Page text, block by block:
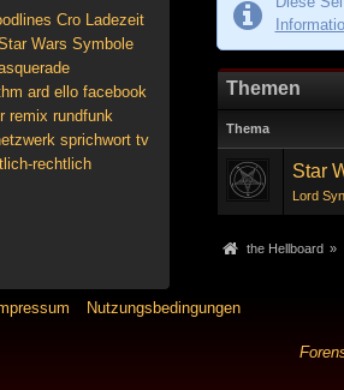
Cro Ladezeit
Wars Symbole
ard ello facebook
remix rundfunk
sprichwort tv
rechtlich
Themen
Thema
Star
Lord Syn
the Hellboard »
Nutzungsbedingungen